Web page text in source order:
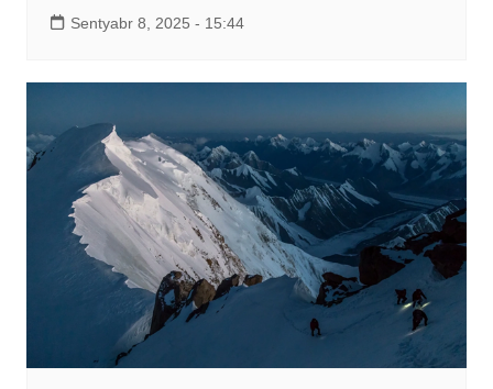
Sentyabr 8, 2025 - 15:44